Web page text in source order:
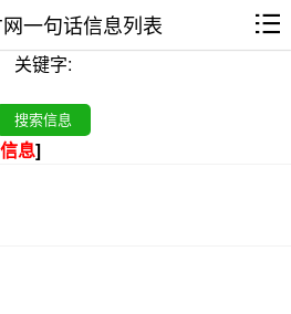
一句话信息列表
关键字:
息]